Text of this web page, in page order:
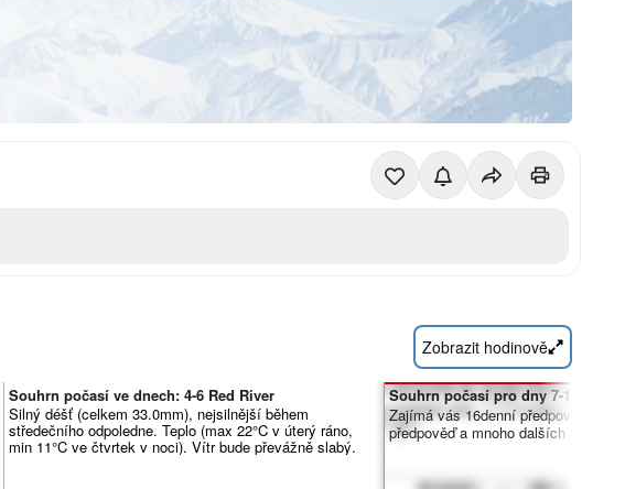
Zobrazit hodinově
Souhrn počasí ve dnech: 4-6 Red River
Silný déšť (celkem 33.0mm), nejsilnější během
středečního odpoledne. Teplo (max 22°C v úterý ráno,
min 11°C ve čtvrtek v noci). Vítr bude převážně slabý.
Souhrn počasí pro dny 7-16:
Zajímá vás 16denní předpověď?
předpověď a mnoho dalších funkcí